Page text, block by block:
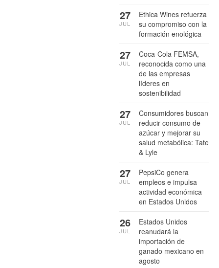
Ethica Wines refuerza
su compromiso con la
formación enológica
27
JUL
Coca-Cola FEMSA,
reconocida como una
de las empresas
líderes en
sostenibilidad
27
JUL
Consumidores buscan
reducir consumo de
azúcar y mejorar su
salud metabólica: Tate
& Lyle
27
JUL
PepsiCo genera
empleos e impulsa
actividad económica
en Estados Unidos
27
JUL
Estados Unidos
reanudará la
importación de
ganado mexicano en
agosto
26
JUL